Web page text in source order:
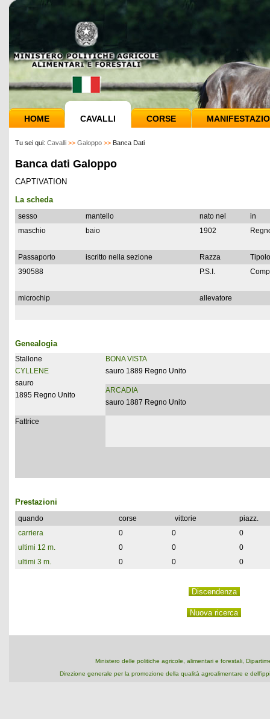
HOME CAVALLI CORSE
Tu sei qui: Cavalli >> Galoppo >> Banca Dati
Banca dati Galoppo
CAPTIVATION
La scheda
sesso mantello nato nel
in
maschio
baio 1902
Passaporto iscritto nella sezione Razza
390588
P.S.I.
microchip allevatore
Genealogia
Stallone
CYLLENE
sauro
1895 Regno Unito
BONA VISTA
sauro 1889 Regno Unito
ARCADIA
sauro 1887 Regno Unito
Fattrice
Prestazioni
quando corse vittorie
piazz.
carriera
0 0
0
ultimi 12 m.
0 0
0
ultimi 3 m.
0 0 0
Ministero delle politiche agricole, alimentari e forestali,
Direzione generale per la promozione della qualità agroalimentare e